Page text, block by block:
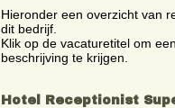
Hieronder een overzicht van
dit bedrijf.
Klik op de vacaturetitel om
beschrijving te krijgen.
Hotel Receptionist